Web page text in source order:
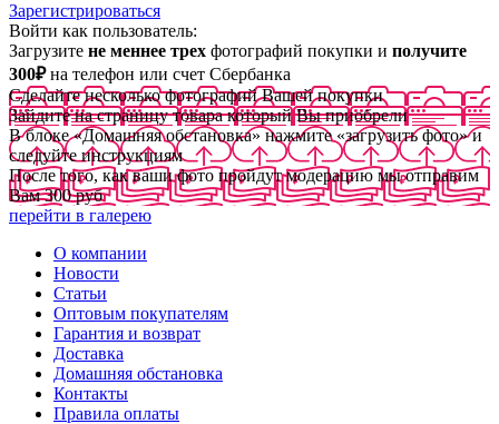
Зарегистрироваться
Войти как пользователь:
Загрузите не меннее трех фотографий покупки и получите
300₽на телефон или счет Сбербанка
Сделайте несколько фотографий Вашей покупки
Зайдите на страницу товара который Вы приобрели
В блоке «Домашняя обстановка» нажмите «загрузить фото» и
следуйте инструкциям
После того, как ваши фото пройдут модерацию мы отправим
Вам 300 руб
перейти в галерею
О компании
Новости
Статьи
Оптовым покупателям
Гарантия и возврат
Доставка
Домашняя обстановка
Контакты
Правила оплаты